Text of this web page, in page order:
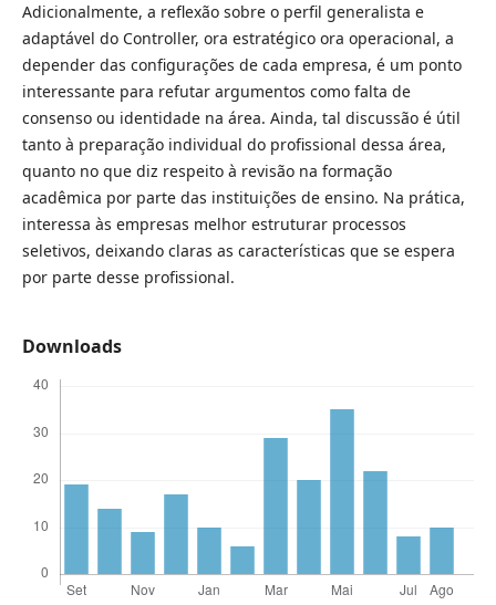
Adicionalmente, a reflexão sobre o perfil generalista e
adaptável do Controller, ora estratégico ora operacional, a
depender das configurações de cada empresa, é um ponto
interessante para refutar argumentos como falta de
consenso ou identidade na área. Ainda, tal discussão é útil
tanto à preparação individual do profissional dessa área,
quanto no que diz respeito à revisão na formação
acadêmica por parte das instituições de ensino. Na prática,
interessa às empresas melhor estruturar processos
seletivos, deixando claras as características que se espera
por parte desse profissional.
Downloads